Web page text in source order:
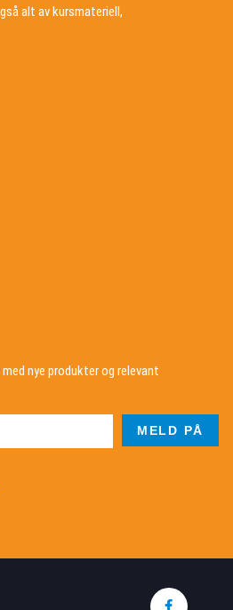
alt av kursmateriell,
nye produkter og relevant
MELD PÅ